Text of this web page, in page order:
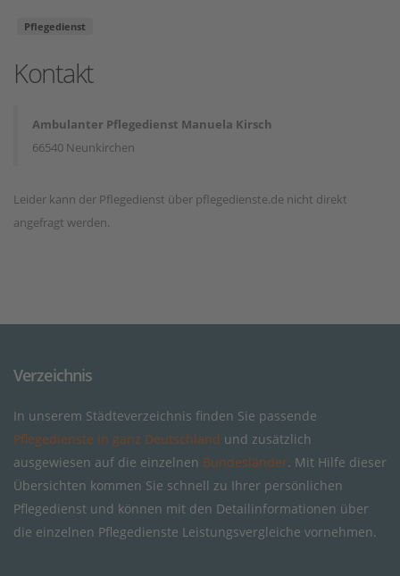
Pflegedienst
Kontakt
Ambulanter Pflegedienst Manuela Kirsch
66540 Neunkirchen
Leider kann der Pflegedienst über pflegedienste.de nicht direkt
angefragt werden.
Verzeichnis
In unserem Städteverzeichnis finden Sie passende
Pflegedienste in ganz Deutschland und zusätzlich
ausgewiesen auf die einzelnen Bundesländer. Mit Hilfe dieser
Übersichten kommen Sie schnell zu Ihrer persönlichen
Pflegedienst und können mit den Detailinformationen über
die einzelnen Pflegedienste Leistungsvergleiche vornehmen.